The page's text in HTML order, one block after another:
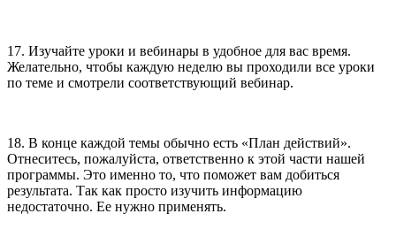
17. Изучайте уроки и вебинары в удобное для вас время.
Желательно, чтобы каждую неделю вы проходили все уроки
по теме и смотрели соответствующий вебинар.
18. В конце каждой темы обычно есть «План действий».
Отнеситесь, пожалуйста, ответственно к этой части нашей
программы. Это именно то, что поможет вам добиться
результата. Так как просто изучить информацию
недостаточно. Ее нужно применять.